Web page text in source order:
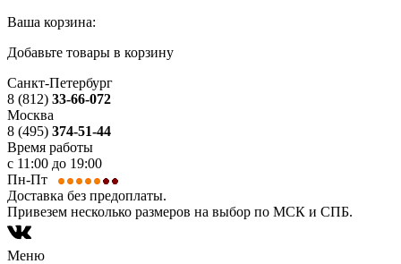
Ваша корзина:
Добавьте товары в корзину
Санкт-Петербург
8 (812) 33-66-072
Москва
8 (495) 374-51-44
Время работы
с 11:00 до 19:00
Пн-Пт
Доставка без предоплаты.
Привезем несколько размеров на выбор по МСК и СПБ.
Меню